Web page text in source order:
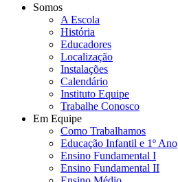
Somos
A Escola
História
Educadores
Localização
Instalações
Calendário
Instituto Equipe
Trabalhe Conosco
Em Equipe
Como Trabalhamos
Educação Infantil e 1º Ano
Ensino Fundamental I
Ensino Fundamental II